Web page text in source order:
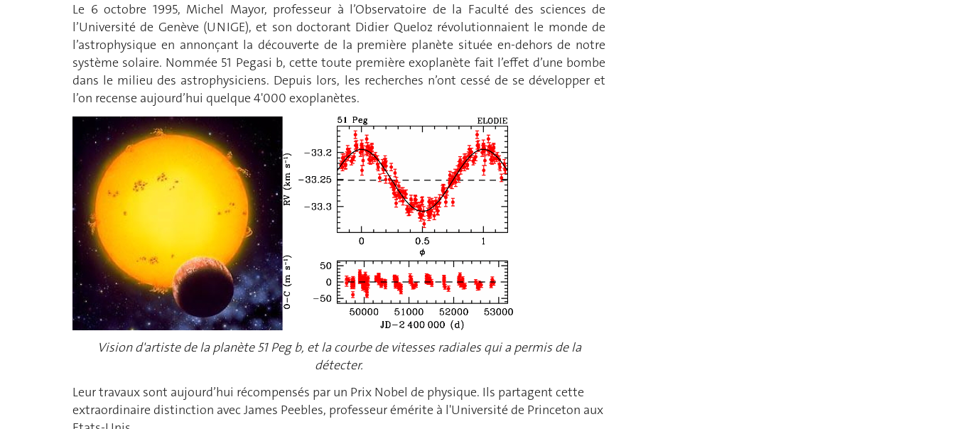
Le 6 octobre 1995, Michel Mayor, professeur à l’Observatoire de la Faculté des sciences de
l’Université de Genève (UNIGE), et son doctorant Didier Queloz révolutionnaient le monde de
l’astrophysique en annonçant la découverte de la première planète située en-dehors de notre
système solaire. Nommée 51 Pegasi b, cette toute première exoplanète fait l’effet d’une bombe
dans le milieu des astrophysiciens. Depuis lors, les recherches n’ont cessé de se développer et
l’on recense aujourd’hui quelque 4'000 exoplanètes.
Vision d'artiste de la planète 51 Peg b, et la courbe de vitesses radiales qui a permis de la
détecter.
Leur travaux sont aujourd’hui récompensés par un Prix Nobel de physique. Ils partagent cette
extraordinaire distinction avec James Peebles, professeur émérite à l'Université de Princeton aux